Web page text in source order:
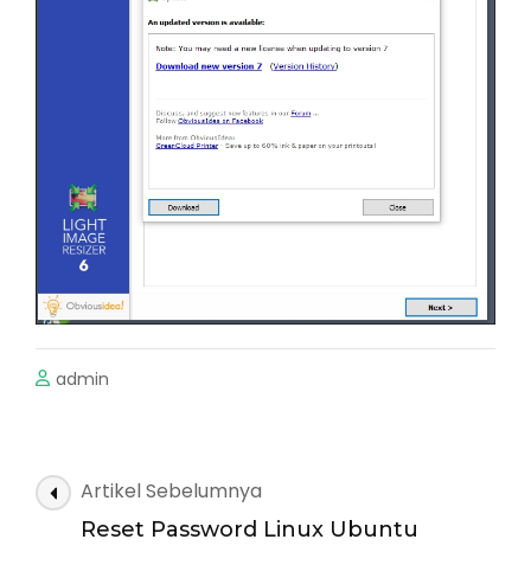
admin
Navigasi
Artikel
Artikel Sebelumnya
Reset Password Linux Ubuntu